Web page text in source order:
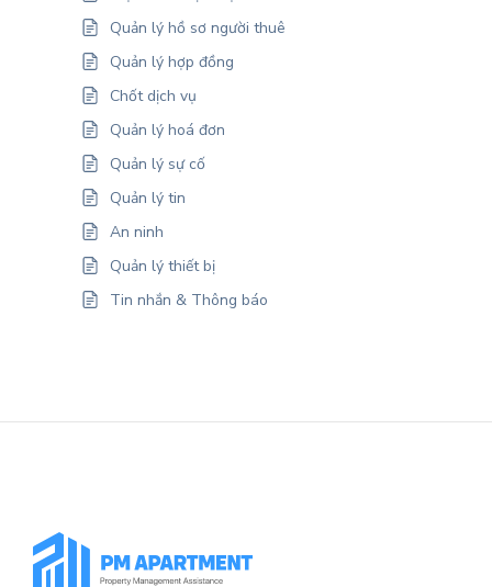
Quản lý hồ sơ người thuê
Quản lý hợp đồng
Chốt dịch vụ
Quản lý hoá đơn
Quản lý sự cố
Quản lý tin
An ninh
Quản lý thiết bị
Tin nhắn & Thông báo